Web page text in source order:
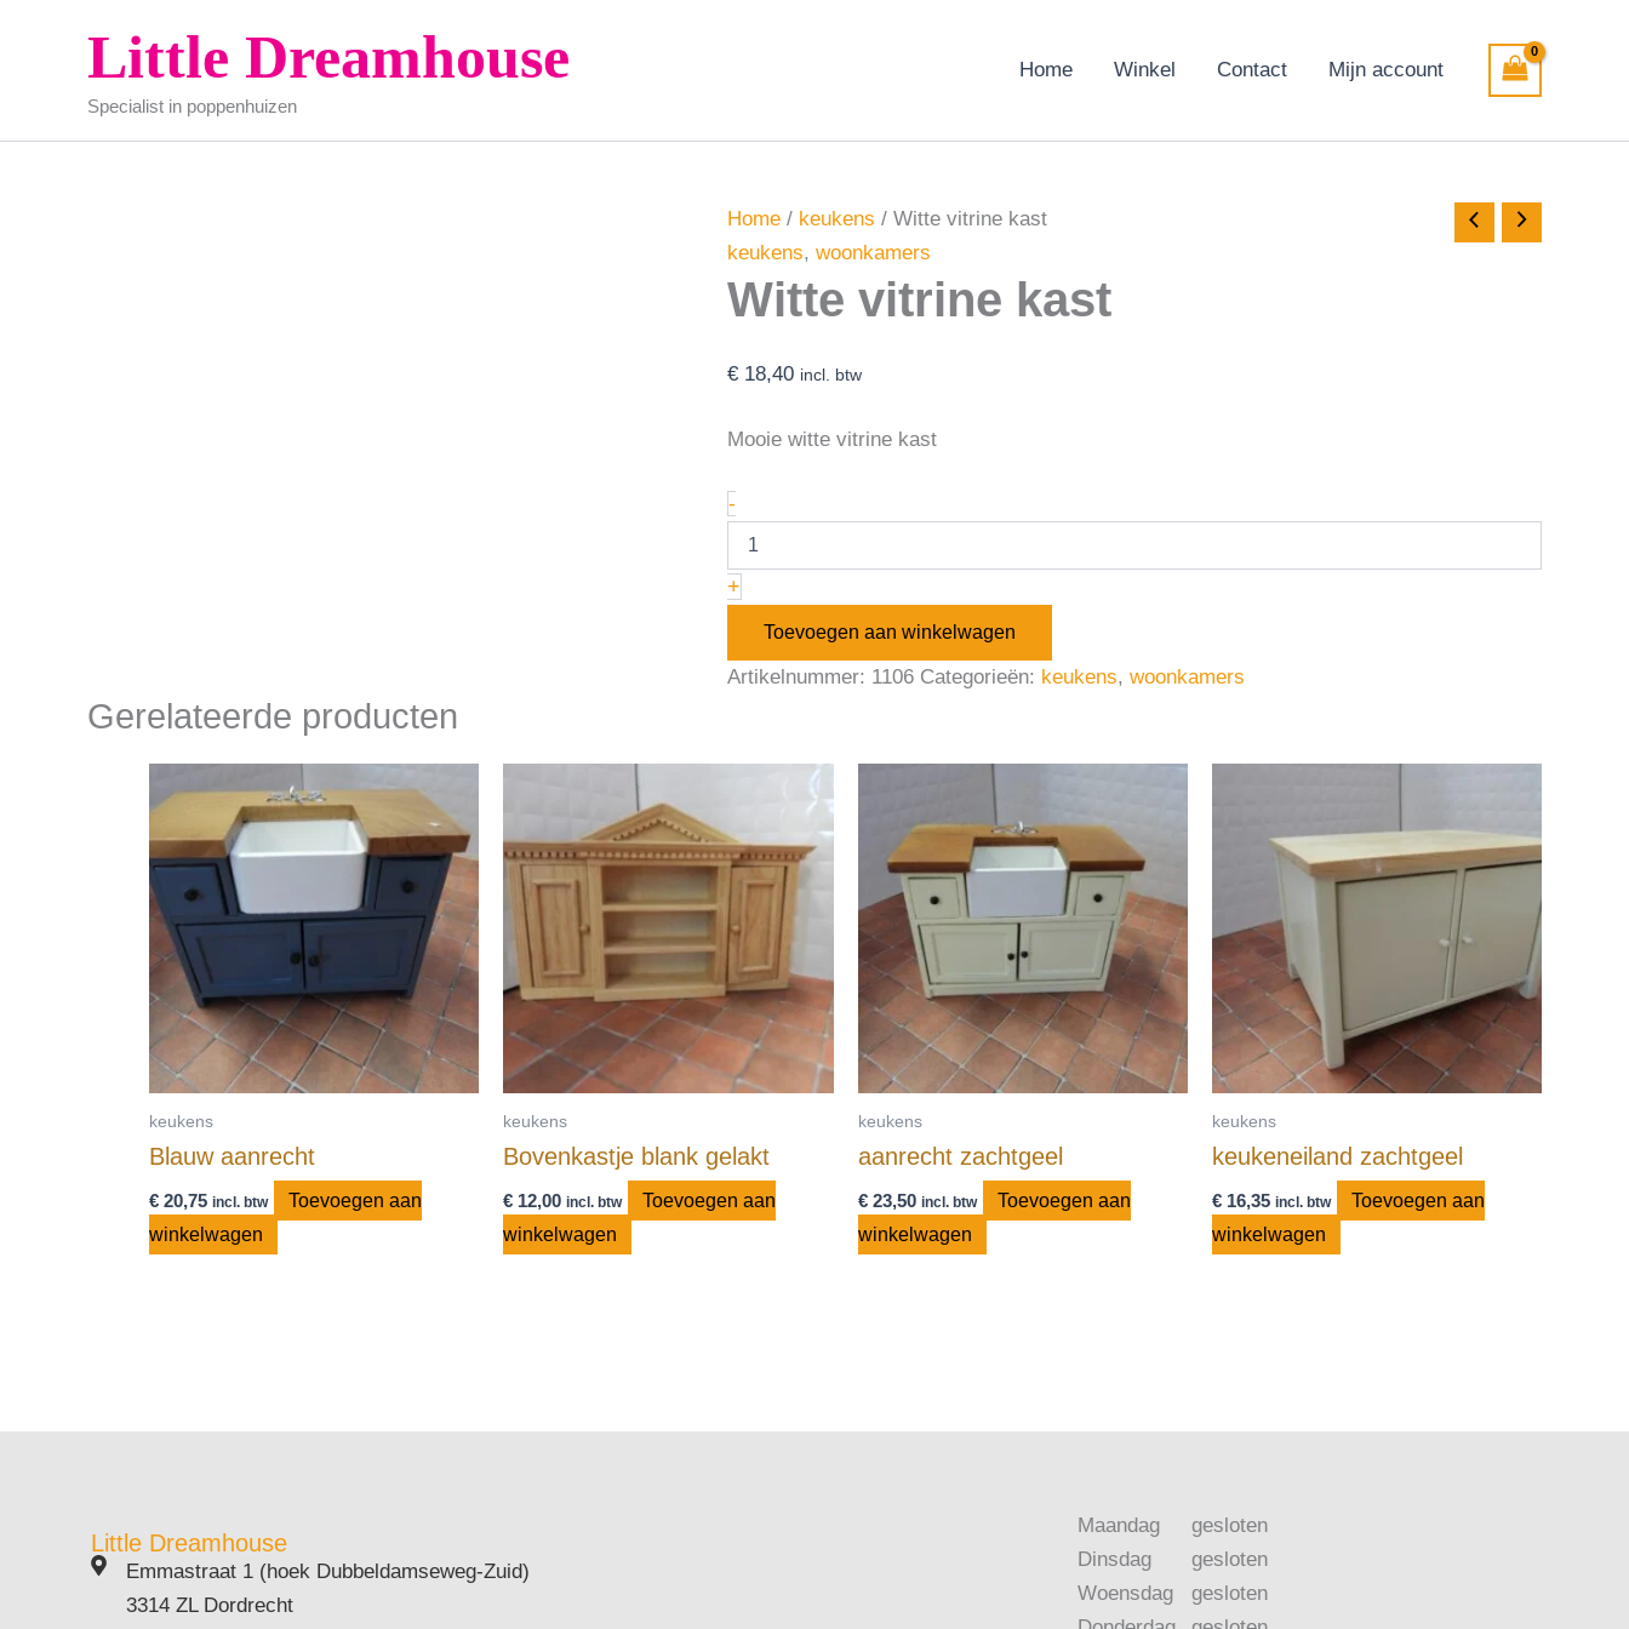
Little Dreamhouse
Specialist in poppenhuizen
Home Winkel Contact Mijn account
Home / keukens / Witte vitrine kast
keukens, woonkamers
Witte vitrine kast
€ 18,40 incl. btw
Mooie witte vitrine kast
-
+
Toevoegen aan winkelwagen
Artikelnummer: 1106 Categorieën: keukens, woonkamers
Gerelateerde producten
keukens
Blauw aanrecht
€ 20,75 incl. btw
Toevoegen aan
winkelwagen
keukens
Bovenkastje blank gelakt
€ 12,00 incl. btw
Toevoegen aan
winkelwagen
keukens
aanrecht zachtgeel
€23,50 incl. btw
Toevoegen aan
winkelwagen
keukens
keukeneiland zachtgeel
€16,35 incl. btw
Toevoegen aan
winkelwagen
Little Dreamhouse
Emmastraat 1 (hoek Dubbeldamseweg-Zuid)
3314 ZL Dordrecht
Maandag
Dinsdag
Woensdag
gesloten
gesloten
gesloten